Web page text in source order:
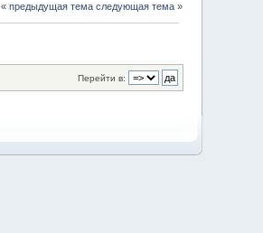
« предыдущая тема следующая тема »
Перейти в: